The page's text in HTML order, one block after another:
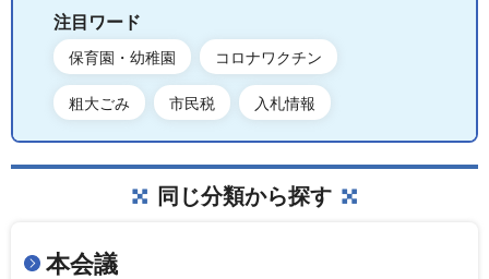
注目ワード
保育園・幼稚園 コロナワクチン
粗大ごみ 市民税 入札情報
同じ分類から探す
本会議